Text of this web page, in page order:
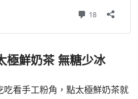
極鮮奶茶 無糖少冰
吃看手工粉角，點太極鮮奶茶就